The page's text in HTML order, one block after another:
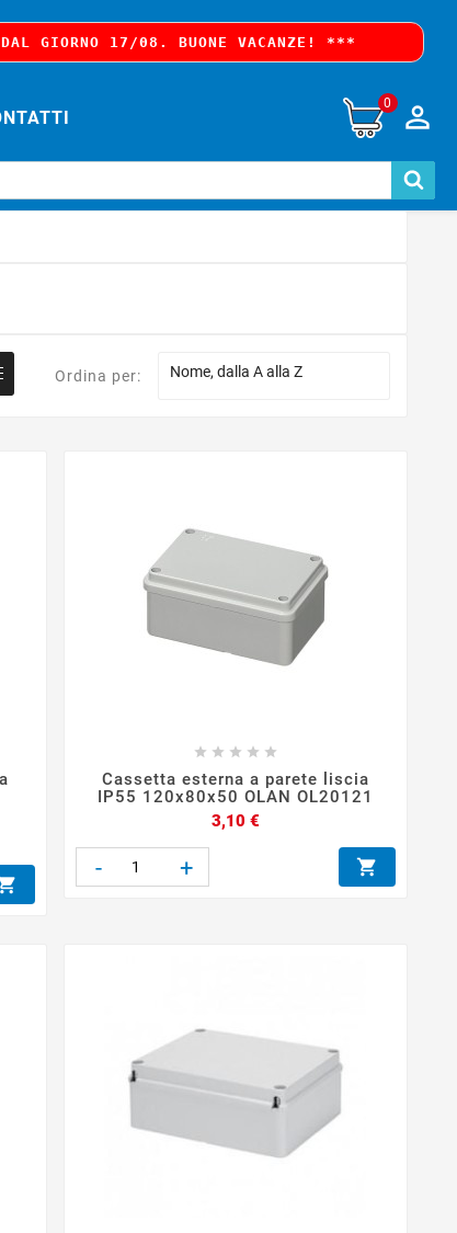
GIORNO 17/08. BUONE VACANZE! ***

0
Ordina per: Nome, dalla A alla Z
    
Cassetta esterna a parete liscia
IP55 120x80x50 OLAN OL20121
3,10 €Prezzo
- + 